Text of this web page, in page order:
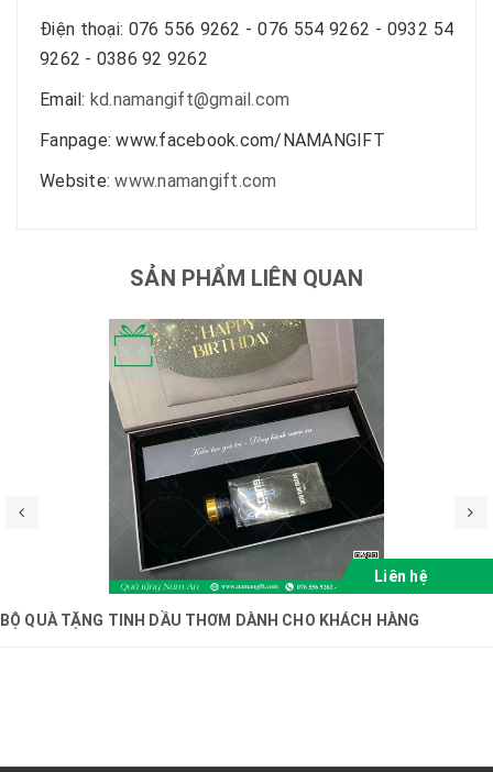
Điện thoại: 076 556 9262 - 076 554 9262 - 0932 54
9262 - 0386 92 9262
Email: kd.namangift@gmail.com
Fanpage: www.facebook.com/NAMANGIFT
Website:www.namangift.com
SẢN PHẨM LIÊN QUAN
Liên hệ
BỘ QUÀ TẶNG TINH DẦU THƠM DÀNH CHO KHÁCH HÀNG